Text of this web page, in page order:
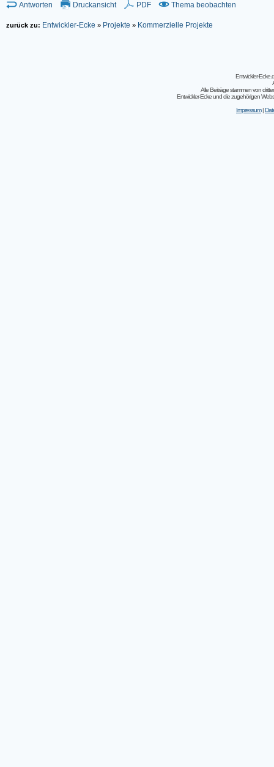
Antworten Druckansicht PDF Thema beobachten
zurück zu: Entwickler-Ecke » Projekte » Kommerzielle Projekte
Entwickler-
Alle Beiträge stammen von
Entwickler-Ecke und die zugehörigen
Impressum|